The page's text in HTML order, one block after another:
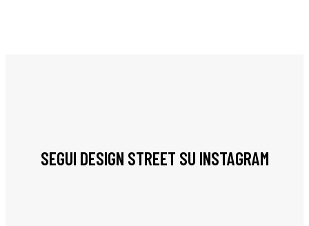
SEGUI DESIGN STREET SU INSTAGRAM